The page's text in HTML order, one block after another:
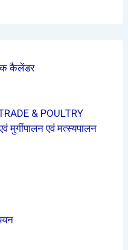
कैलेंडर
& POULTRY
मुर्गीपालन एवं मत्स्यपालन